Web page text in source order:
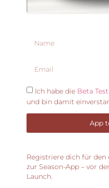
Ich habe die Beta
und bin damit
App
Registriere dich für den
zur Season-App – vor
Launch.